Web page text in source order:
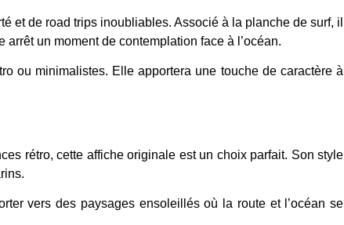
et de road trips inoubliables. Associé à la planche de surf, il
un moment de contemplation face à l’océan.
ou minimalistes. Elle apportera une touche de caractère à
rétro, cette affiche originale est un choix parfait. Son style
vers des paysages ensoleillés où la route et l’océan se